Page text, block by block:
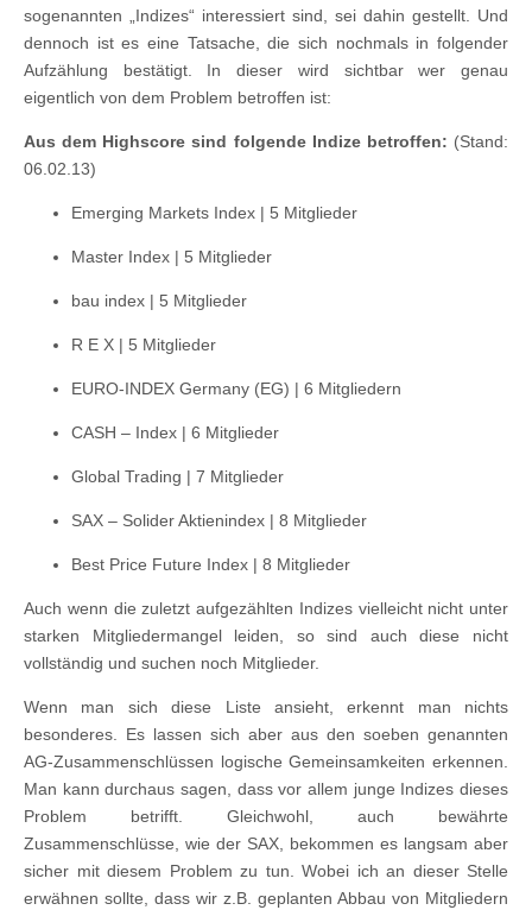
sogenannten „Indizes“ interessiert sind, sei dahin gestellt. Und
dennoch ist es eine Tatsache, die sich nochmals in folgender
Aufzählung bestätigt. In dieser wird sichtbar wer genau
eigentlich von dem Problem betroffen ist:
Aus dem Highscore sind folgende Indize betroffen: (Stand:
06.02.13)
Emerging Markets Index | 5 Mitglieder
Master Index | 5 Mitglieder
bau index | 5 Mitglieder
R E X | 5 Mitglieder
EURO-INDEX Germany (EG) | 6 Mitgliedern
CASH – Index | 6 Mitglieder
Global Trading | 7 Mitglieder
SAX – Solider Aktienindex | 8 Mitglieder
Best Price Future Index | 8 Mitglieder
Auch wenn die zuletzt aufgezählten Indizes vielleicht nicht unter
starken Mitgliedermangel leiden, so sind auch diese nicht
vollständig und suchen noch Mitglieder.
Wenn man sich diese Liste ansieht, erkennt man nichts
besonderes. Es lassen sich aber aus den soeben genannten
AG-Zusammenschlüssen logische Gemeinsamkeiten erkennen.
Man kann durchaus sagen, dass vor allem junge Indizes dieses
Problem betrifft. Gleichwohl, auch bewährte
Zusammenschlüsse, wie der SAX, bekommen es langsam aber
sicher mit diesem Problem zu tun. Wobei ich an dieser Stelle
erwähnen sollte, dass wir z.B. geplanten Abbau von Mitgliedern